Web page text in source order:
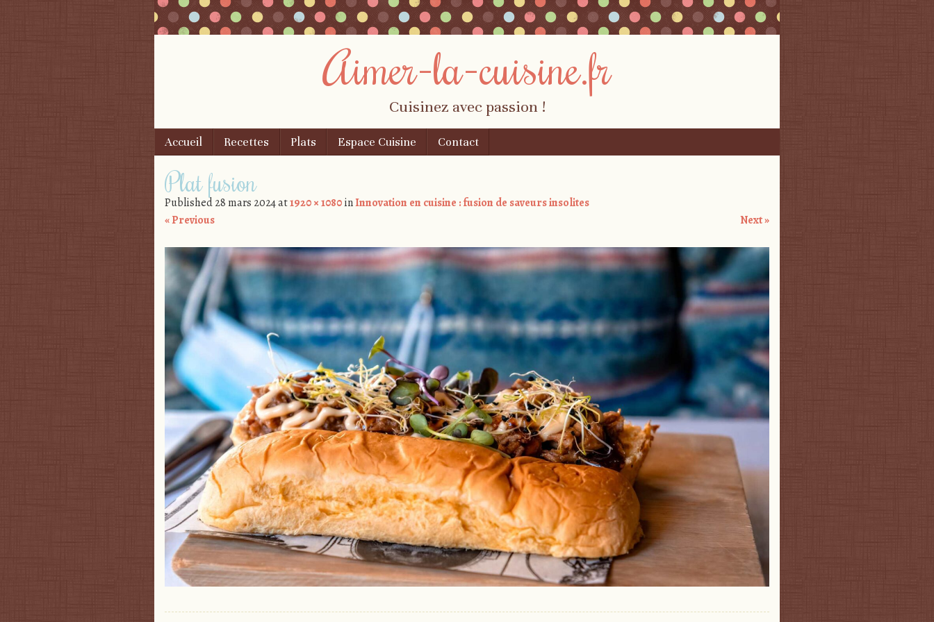
Aimer-la-cuisine.fr
Cuisinez avec passion !
Menu
Skip to content
Accueil Recettes Plats Espace Cuisine Contact
Plat fusion
Published28 mars 2024at1920 × 1080inInnovation en cuisine : fusion de saveurs insolites
« Previous
Next »